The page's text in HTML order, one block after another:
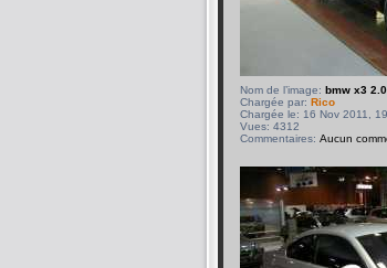
Nom de l’image: bmw x3
Chargée par: Rico
Chargée le: 16 Nov 2011,
Vues: 4312
Commentaires: Aucun